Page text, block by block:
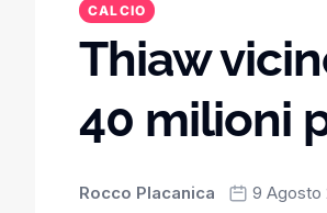
CALCIO
Thiaw
40 milioni
Rocco Placanica 9 Agosto